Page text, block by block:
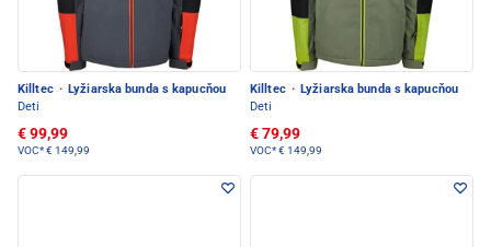
Killtec · Lyžiarska bunda s kapucňou
Deti
€ 99,99
VOC*€ 149,99
Killtec · Lyžiarska bunda s kapucňou
Deti
€ 79,99
VOC*€ 149,99